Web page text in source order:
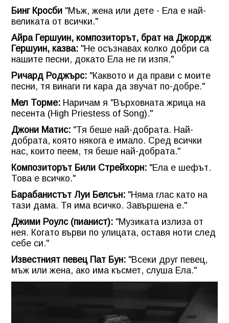
Бинг Кросби "Мъж, жена или дете - Ела е най-
великата от всички."
Айра Гершуин, композиторът, брат на Джордж
Гершуин, казва: "Не осъзнавах колко добри са
нашите песни, докато Ела не ги изпя."
Ричард Роджърс: "Каквото и да прави с моите
песни, тя винаги ги кара да звучат по-добре."
Мел Торме: Наричам я "Върховната жрица на
песента (High Priestess of Song)."
Джони Матис: "Тя беше най-добрата. Най-
добрата, която някога е имало. Сред всички
нас, които пеем, тя беше най-добрата."
Композиторът Били Стрейхорн: "Ела е шефът.
Това е всичко."
Барабанистът Луи Белсън: "Няма глас като на
тази дама. Тя има всичко. Завършена е."
Джими Роулс (пианист): "Музиката излиза от
нея. Когато върви по улицата, оставя ноти след
себе си."
Известният певец Пат Бун: "Всеки друг певец,
мъж или жена, ако има късмет, слуша Ела."